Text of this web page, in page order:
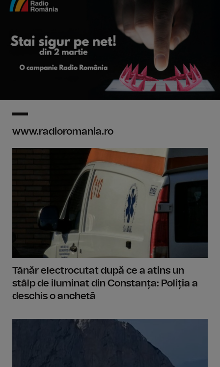
www.radioromania.ro
Tânăr electrocutat după ce a atins un
stâlp de iluminat din Constanța: Poliția a
deschis o anchetă